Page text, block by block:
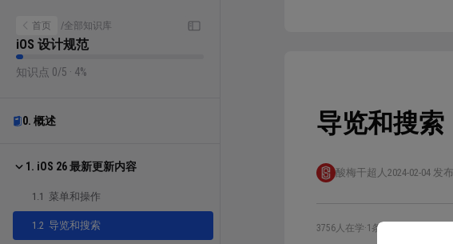
首页 /全部知识库
iOS 设计规范
知识点 0/5 · 4%
0. 概述
1. iOS 26 最新更新内容
1.1 菜单和操作
1.2 导览和搜索
导览和搜索
酸梅干超人 2024-02-04 发布
3756人在学·1条笔记